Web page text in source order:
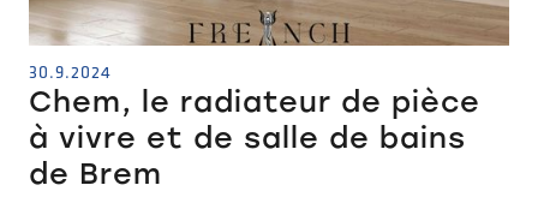
30.9.2024
Chem, le radiateur de pièce
à vivre et de salle de bains
de Brem